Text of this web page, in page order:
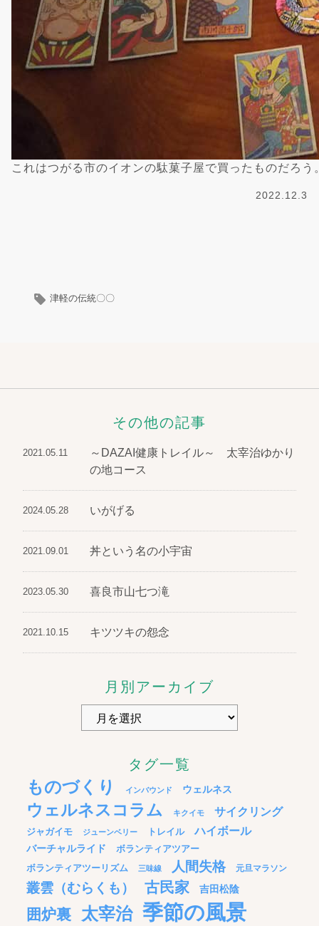
これはつがる市のイオンの駄菓子屋で買ったものだろ
2022.12.3
津軽の伝統〇〇
その他の記事
2021.05.11
～DAZAI健康トレイル～ 太宰治ゆかり
の地コース
2024.05.28 いがげる
2021.09.01 丼という名の小宇宙
2023.05.30 喜良市山七つ滝
2021.10.15 キツツキの怨念
月別アーカイブ
タグ一覧
ものづくり インバウンド ウェルネス
ウェルネスコラム キクイモ サイクリング
ジャガイモ ジューンベリー トレイル ハイボール
バーチャルライド
ボランティアツアー
ボランティアツーリズム
三味線 人間失格 元旦マラソン
叢雲（むらくも） 古民家 吉田松陰
囲炉裏 太宰治 季節の風景